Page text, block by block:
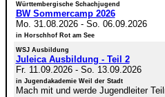
Württembergische Schachjugend
BW Sommercamp 2026
Mo. 31.08.2026- So. 06.09.2026
in Horschhof Rot am See
WSJ Ausbildung
Juleica Ausbildung - Teil 2
Fr. 11.09.2026- So. 13.09.2026
in Jugendakademie Weil der Stadt
Mach mit und werde Jugendleiter